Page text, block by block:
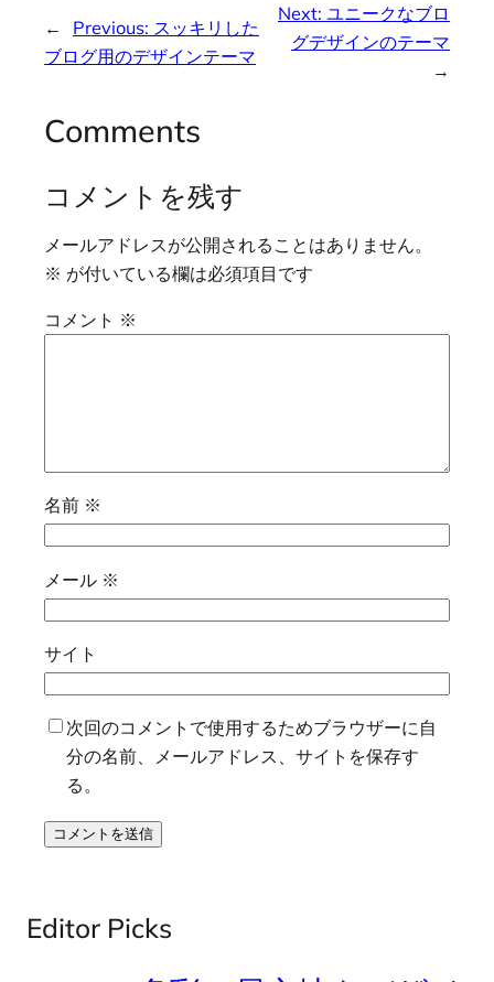
← Previous: スッキリした
ブログ用のデザインテーマ
Next: ユニークなブロ
グデザインのテーマ
→
Comments
コメントを残す
メールアドレスが公開されることはありません。
※ が付いている欄は必須項目です
コメント ※
名前 ※
メール ※
サイト
次回のコメントで使用するためブラウザーに自
分の名前、メールアドレス、サイトを保存す
る。
Editor Picks